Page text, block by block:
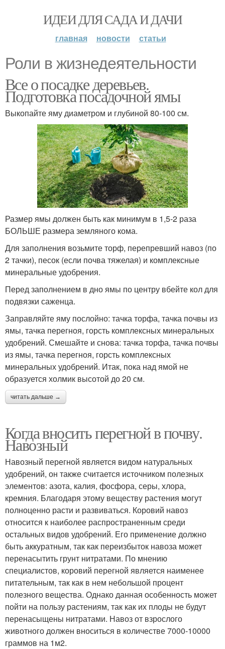
ИДЕИ ДЛЯ САДА И ДАЧИ
главная новости статьи
Роли в жизнедеятельности
Все о посадке деревьев.
Подготовка посадочной ямы
Выкопайте яму диаметром и глубиной 80-100 см.
Размер ямы должен быть как минимум в 1,5-2 раза
БОЛЬШЕ размера земляного кома.
Для заполнения возьмите торф, перепревший навоз (по
2 тачки), песок (если почва тяжелая) и комплексные
минеральные удобрения.
Перед заполнением в дно ямы по центру вбейте кол для
подвязки саженца.
Заправляйте яму послойно: тачка торфа, тачка почвы из
ямы, тачка перегноя, горсть комплексных минеральных
удобрений. Смешайте и снова: тачка торфа, тачка почвы
из ямы, тачка перегноя, горсть комплексных
минеральных удобрений. Итак, пока над ямой не
образуется холмик высотой до 20 см.
читать дальше →
Когда вносить перегной в почву.
Навозный
Навозный перегной является видом натуральных
удобрений, он также считается источником полезных
элементов: азота, калия, фосфора, серы, хлора,
кремния. Благодаря этому веществу растения могут
полноценно расти и развиваться. Коровий навоз
относится к наиболее распространенным среди
остальных видов удобрений. Его применение должно
быть аккуратным, так как переизбыток навоза может
перенасытить грунт нитратами. По мнению
специалистов, коровий перегной является наименее
питательным, так как в нем небольшой процент
полезного вещества. Однако данная особенность может
пойти на пользу растениям, так как их плоды не будут
перенасыщены нитратами. Навоз от взрослого
животного должен вноситься в количестве 7000-10000
граммов на 1м2.